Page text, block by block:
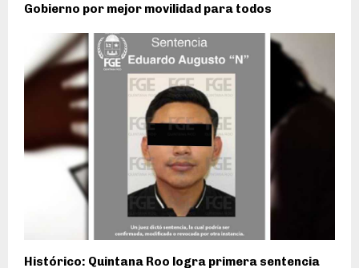
Gobierno por mejor movilidad para todos
Histórico: Quintana Roo logra primera sentencia